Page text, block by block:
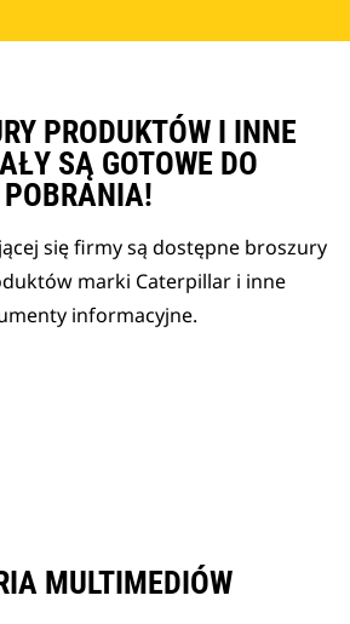
PRODUKTÓW I INNE
SĄ GOTOWE DO
POBRANIA!
się firmy są dostępne broszury
marki Caterpillar i inne
informacyjne.
MULTIMEDIÓW